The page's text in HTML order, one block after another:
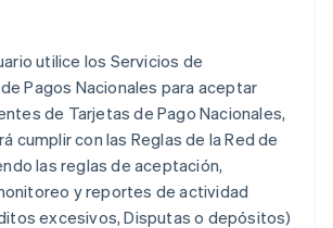
utilice los Servicios de
Pagos Nacionales para aceptar
de Tarjetas de Pago Nacionales,
cumplir con las Reglas de la Red de
las reglas de aceptación,
y reportes de actividad
excesivos, Disputas o depósitos)